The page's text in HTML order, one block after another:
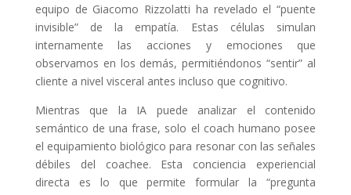
equipo de Giacomo Rizzolatti ha revelado el “puente
invisible” de la empatía. Estas células simulan
internamente las acciones y emociones que
observamos en los demás, permitiéndonos “sentir” al
cliente a nivel visceral antes incluso que cognitivo.
Mientras que la IA puede analizar el contenido
semántico de una frase, solo el coach humano posee
el equipamiento biológico para resonar con las señales
débiles del coachee. Esta conciencia experiencial
directa es lo que permite formular la “pregunta